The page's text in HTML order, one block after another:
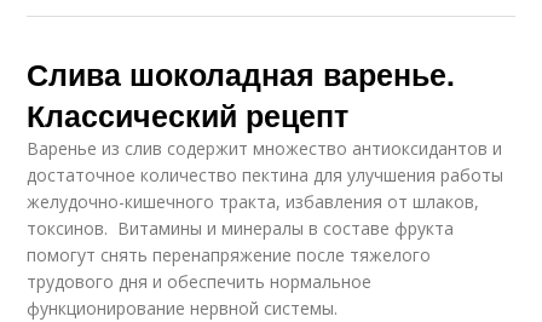
Слива шоколадная варенье.
Классический рецепт
Варенье из слив содержит множество антиоксидантов и
достаточное количество пектина для улучшения работы
желудочно-кишечного тракта, избавления от шлаков,
токсинов. Витамины и минералы в составе фрукта
помогут снять перенапряжение после тяжелого
трудового дня и обеспечить нормальное
функционирование нервной системы.